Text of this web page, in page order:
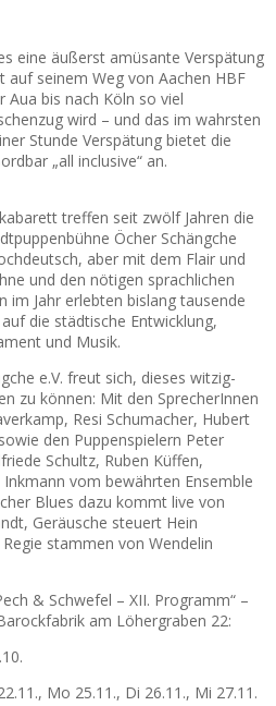
eine äußerst amüsante Verspätung
auf seinem Weg von Aachen HBF
Aua bis nach Köln so viel
wird – und das im wahrsten
Stunde Verspätung bietet die
„all inclusive“ an.
treffen seit zwölf Jahren die
Öcher Schängche
aber mit dem Flair und
und den nötigen sprachlichen
im Jahr erlebten bislang tausende
die städtische Entwicklung,
und Musik.
e.V. freut sich, dieses witzig-
zu können: Mit den SprecherInnen
Resi Schumacher, Hubert
den Puppenspielern Peter
Schultz, Ruben Küffen,
vom bewährten Ensemble
Blues dazu kommt live von
Geräusche steuert Hein
stammen von Wendelin
& Schwefel – XII. Programm“ –
am Löhergraben 22:
Mo 25.11., Di 26.11., Mi 27.11.